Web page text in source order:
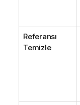
Referansı
Temizle